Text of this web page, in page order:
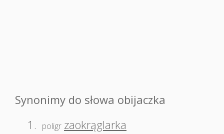
Synonimy do słowa obijaczka
1.
poligr zaokrąglarka